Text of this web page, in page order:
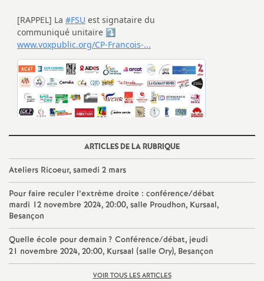
e
i
g
n
e
m
e
ARTICLES DE LA RUBRIQUE
Ateliers Ricoeur, samedi 2 mars
Pour faire reculer l’extrème droite : conférence/débat
mardi 12 novembre 2024, 20:00, salle Proudhon, Kursaal,
Besançon
Quelle école pour demain ? Conférence/débat, jeudi
21 novembre 2024, 20:00, Kursaal (salle Ory), Besançon
VOIR TOUS LES ARTICLES